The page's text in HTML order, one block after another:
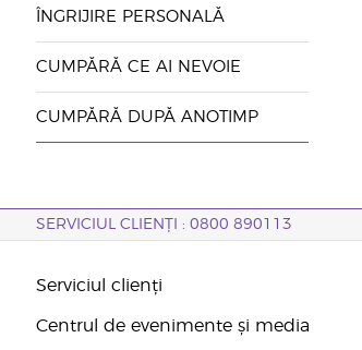
ÎNGRIJIRE PERSONALĂ
CUMPĂRĂ CE AI NEVOIE
CUMPĂRĂ DUPĂ ANOTIMP
SERVICIUL CLIENȚI : 0800 890113
Serviciul clienți
Centrul de evenimente și media